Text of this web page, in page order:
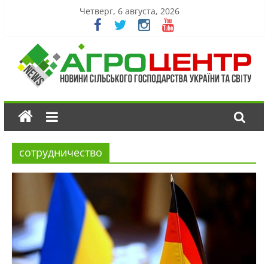
Четверг, 6 августа, 2026
сотрудничество